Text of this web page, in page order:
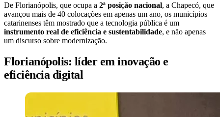
De Florianópolis, que ocupa a 2ª posição nacional, a Chapecó, que
avançou mais de 40 colocações em apenas um ano, os municípios
catarinenses têm mostrado que a tecnologia pública é um
instrumento real de eficiência e sustentabilidade, e não apenas
um discurso sobre modernização.
Florianópolis: líder em inovação e
eficiência digital